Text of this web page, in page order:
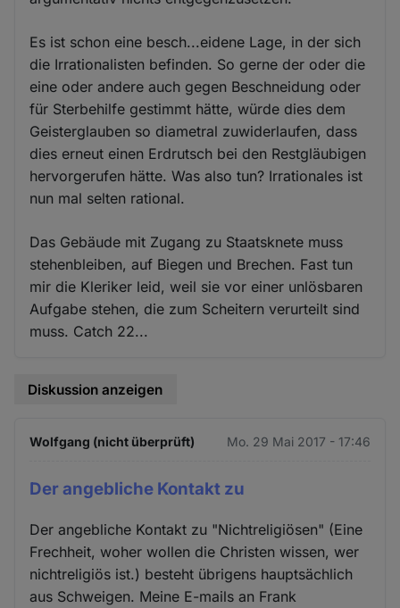
Es ist schon eine besch...eidene Lage, in der sich
die Irrationalisten befinden. So gerne der oder die
eine oder andere auch gegen Beschneidung oder
für Sterbehilfe gestimmt hätte, würde dies dem
Geisterglauben so diametral zuwiderlaufen, dass
dies erneut einen Erdrutsch bei den Restgläubigen
hervorgerufen hätte. Was also tun? Irrationales ist
nun mal selten rational.
Das Gebäude mit Zugang zu Staatsknete muss
stehenbleiben, auf Biegen und Brechen. Fast tun
mir die Kleriker leid, weil sie vor einer unlösbaren
Aufgabe stehen, die zum Scheitern verurteilt sind
muss. Catch 22...
Diskussion anzeigen
Wolfgang (nicht überprüft) Mo. 29 Mai 2017 - 17:46
Der angebliche Kontakt zu
Der angebliche Kontakt zu "Nichtreligiösen" (Eine
Frechheit, woher wollen die Christen wissen, wer
nichtreligiös ist.) besteht übrigens hauptsächlich
aus Schweigen. Meine E-mails an Frank